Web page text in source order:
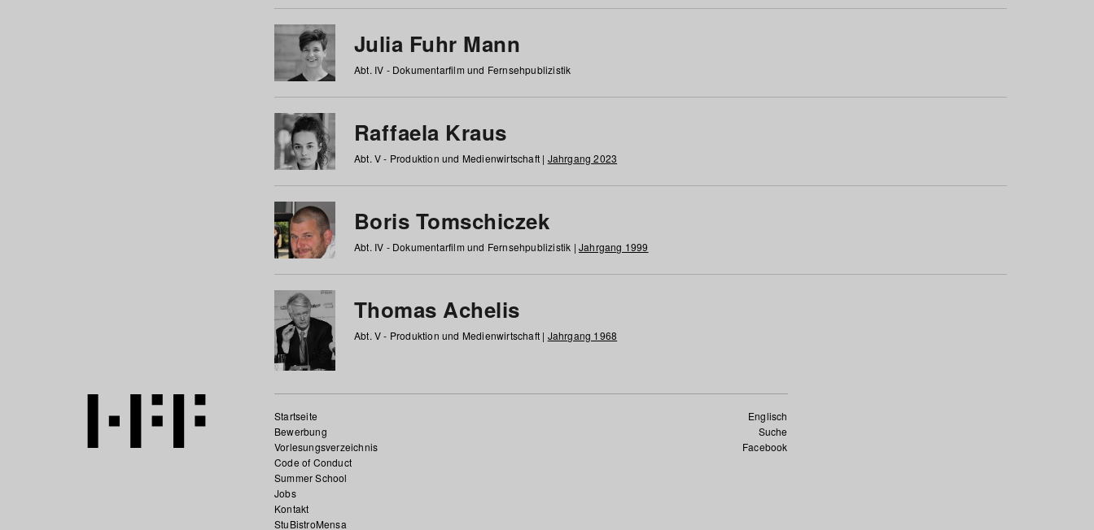
Julia Fuhr Mann
Abt. IV - Dokumentarfilm und Fernsehpublizistik
Raffaela Kraus
Abt. V - Produktion und Medienwirtschaft | Jahrgang 2023
Boris Tomschiczek
Abt. IV - Dokumentarfilm und Fernsehpublizistik | Jahrgang 1999
Thomas Achelis
Abt. V - Produktion und Medienwirtschaft | Jahrgang 1968
Englisch
Suche
Facebook
Startseite
Bewerbung
Vorlesungsverzeichnis
Code of Conduct
Summer School
Jobs
Kontakt
StuBistroMensa